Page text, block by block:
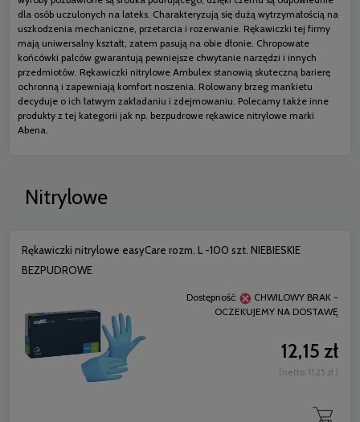
dla osób uczulonych na lateks. Charakteryzują się dużą wytrzymałością na
uszkodzenia mechaniczne, przetarcia i rozerwanie. Rękawiczki tej firmy
mają uniwersalny kształt, zatem pasują na obie dłonie. Chropowate
końcówki palców gwarantują pewniejsze chwytanie narzędzi i innych
przedmiotów. Rękawiczki nitrylowe Ambulex stanowią skuteczną barierę
ochronną i zapewniają komfort noszenia. Rolowany brzeg mankietu
decyduje o ich łatwym zakładaniu i zdejmowaniu. Polecamy także inne
produkty z tej kategorii jak np. bezpudrowe rękawice nitrylowe marki
Abena.
Nitrylowe
Rękawiczki nitrylowe easyCare rozm. L -100 szt. NIEBIESKIE
BEZPUDROWE
Dostępność:
CHWILOWY BRAK -
OCZEKUJEMY NA DOSTAWĘ
12,15 zł
(netto: 11,25 zł )